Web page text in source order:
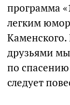
программа «
легким
Каменского.
друзьями
по
следует